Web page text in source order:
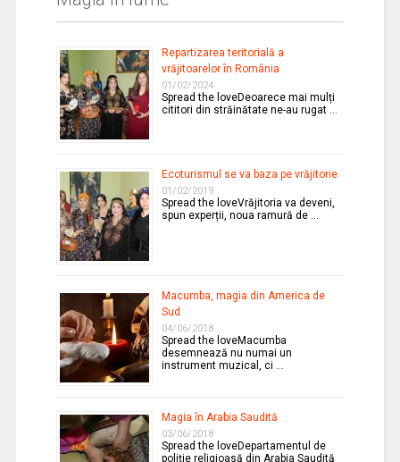
Repartizarea teritorială a
vrăjitoarelor în România
01/02/2024
Spread the loveDeoarece mai mulți
cititori din străinătate ne-au rugat …
Ecoturismul se va baza pe vrăjitorie
01/02/2019
Spread the loveVrăjitoria va deveni,
spun experții, noua ramură de …
Macumba, magia din America de
Sud
04/06/2018
Spread the loveMacumba
desemnează nu numai un
instrument muzical, ci …
Magia în Arabia Saudită
03/06/2018
Spread the loveDepartamentul de
poliție religioasă din Arabia Saudită